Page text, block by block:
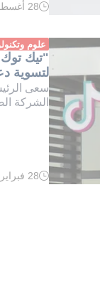
وقت
دقيقة.
28 أغسطس 2022
علوم
لتسوية
سعى
الشركة
وقت
28 فبراير 2021